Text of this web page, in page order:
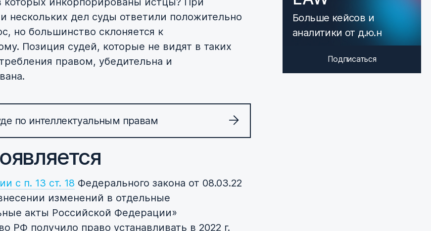
нескольких дел суды ответили положительно
но большинство склоняется к
Позиция судей, которые не видят в таких
правом, убедительна и
по интеллектуальным правам
с п. 13 ст. 18 Федерального закона от 08.03.22
изменений в отдельные
акты Российской Федерации»
РФ получило право устанавливать в 2022 г.
Больше кейсов и
аналитики от д.ю.н
Подписаться